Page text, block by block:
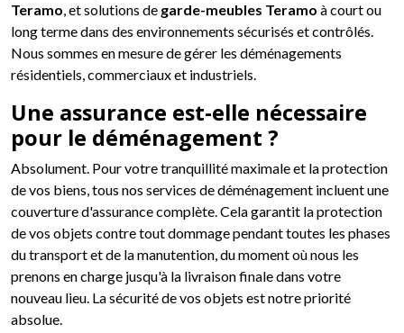
Teramo, et solutions de garde-meubles Teramo à court ou
long terme dans des environnements sécurisés et contrôlés.
Nous sommes en mesure de gérer les déménagements
résidentiels, commerciaux et industriels.
Une assurance est-elle nécessaire
pour le déménagement ?
Absolument. Pour votre tranquillité maximale et la protection
de vos biens, tous nos services de déménagement incluent une
couverture d'assurance complète. Cela garantit la protection
de vos objets contre tout dommage pendant toutes les phases
du transport et de la manutention, du moment où nous les
prenons en charge jusqu'à la livraison finale dans votre
nouveau lieu. La sécurité de vos objets est notre priorité
absolue.